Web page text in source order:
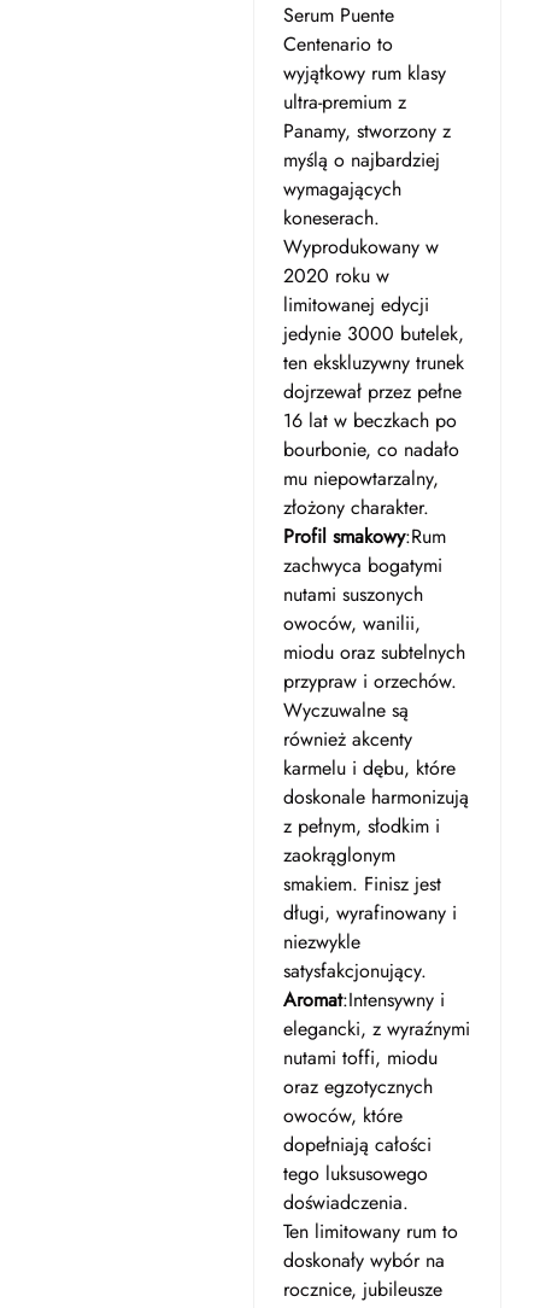
Serum Puente
Centenario to
wyjątkowy rum klasy
ultra-premium z
Panamy, stworzony z
myślą o najbardziej
wymagających
koneserach.
Wyprodukowany w
2020 roku w
limitowanej edycji
jedynie 3000 butelek,
ten ekskluzywny trunek
dojrzewał przez pełne
16 lat w beczkach po
bourbonie, co nadało
mu niepowtarzalny,
złożony charakter.
Profil smakowy:Rum
zachwyca bogatymi
nutami suszonych
owoców, wanilii,
miodu oraz subtelnych
przypraw i orzechów.
Wyczuwalne są
również akcenty
karmelu i dębu, które
doskonale harmonizują
z pełnym, słodkim i
zaokrąglonym
smakiem. Finisz jest
długi, wyrafinowany i
niezwykle
satysfakcjonujący.
Aromat:Intensywny i
elegancki, z wyraźnymi
nutami toffi, miodu
oraz egzotycznych
owoców, które
dopełniają całości
tego luksusowego
doświadczenia.
Ten limitowany rum to
doskonały wybór na
rocznice, jubileusze